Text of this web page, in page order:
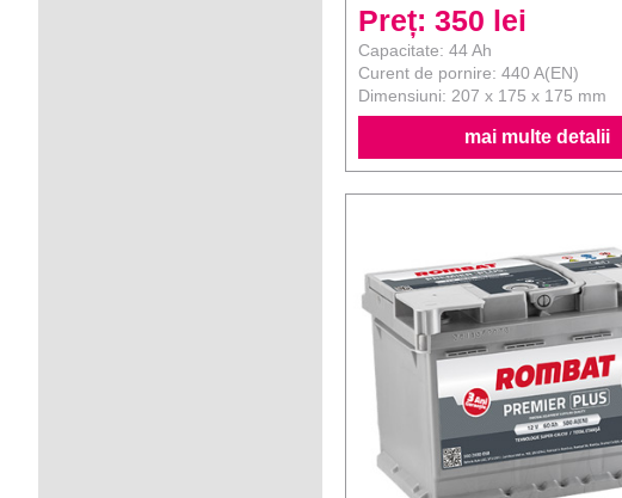
Preț: 350 lei
Capacitate: 44 Ah
Curent de pornire: 440 A(EN)
Dimensiuni: 207 x 175 x 175 mm
mai multe detalii